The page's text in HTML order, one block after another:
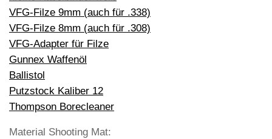
VFG-Filze 9mm (auch für .338)
VFG-Filze 8mm (auch für .308)
VFG-Adapter für Filze
Gunnex Waffenöl
Ballistol
Putzstock Kaliber 12
Thompson Borecleaner
Material Shooting Mat: